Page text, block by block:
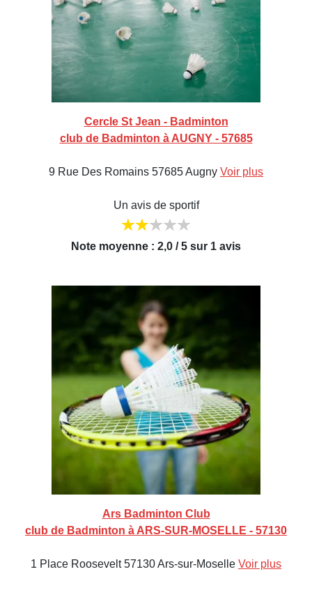
Cercle St Jean - Badminton
club de Badminton à AUGNY - 57685
9 Rue Des Romains 57685 Augny Voir plus
Un avis de sportif
Note moyenne : 2,0 / 5 sur 1 avis
Ars Badminton Club
club de Badminton à ARS-SUR-MOSELLE - 57130
1 Place Roosevelt 57130 Ars-sur-Moselle Voir plus